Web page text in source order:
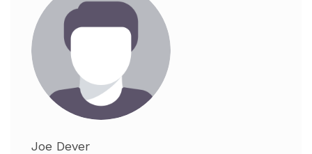
Joe Dever